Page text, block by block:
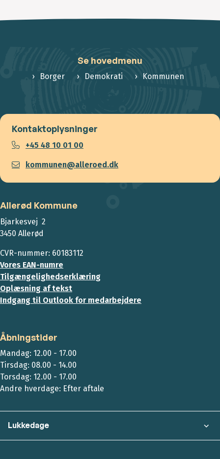
Se hovedmenu
Borger Demokrati Kommunen
Kontaktoplysninger
+45 48 10 01 00
kommunen@alleroed.dk
Allerød Kommune
Bjarkesvej 2
3450 Allerød
CVR-nummer: 60183112
Vores EAN-numre
Tilgængelighedserklæring
Oplæsning af tekst
Indgang til Outlook for medarbejdere
Åbningstider
Mandag: 12.00 - 17.00
Tirsdag: 08.00 - 14.00
Torsdag: 12.00 - 17.00
Andre hverdage: Efter aftale
Lukkedage